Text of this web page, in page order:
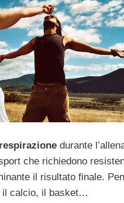
durante
che richiedono
il risultato finale.
il calcio, il basket…